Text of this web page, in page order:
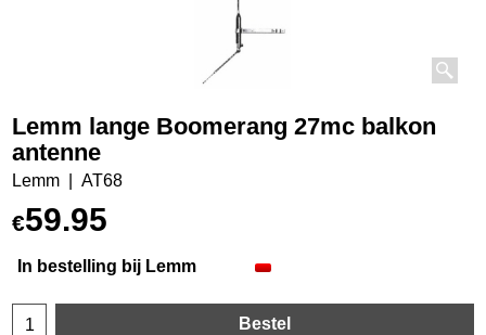
Lemm lange Boomerang 27mc balkon
antenne
Lemm AT68
€59.95
In bestelling bij Lemm
Bestel